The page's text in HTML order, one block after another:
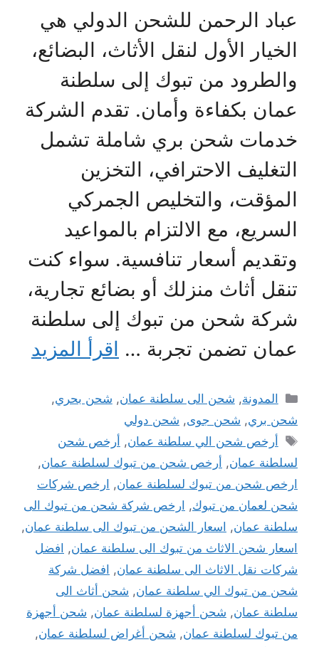
عباد الرحمن للشحن الدولي هي
الخيار الأول لنقل الأثاث، البضائع،
والطرود من تبوك إلى سلطنة
عمان بكفاءة وأمان. تقدم الشركة
خدمات شحن بري شاملة تشمل
التغليف الاحترافي، التخزين
المؤقت، والتخليص الجمركي
السريع، مع الالتزام بالمواعيد
وتقديم أسعار تنافسية. سواء كنت
تنقل أثاث منزلك أو بضائع تجارية،
شركة شحن من تبوك إلى سلطنة
عمان تضمن تجربة … اقرأ المزيد
التصنيفات
المدونة, شحن الى سلطنة عمان, شحن بحري,
شحن بري, شحن جوى, شحن دولي
الوسوم
أرخص شحن الي سلطنة عمان, أرخص شحن
لسلطنة عمان, أرخص شحن من تبوك لسلطنة عمان,
ارخص شحن من تبوك لسلطنة عمان, ارخص شركات
شحن لعمان من تبوك, ارخص شركة شحن من تبوك الى
سلطنة عمان, اسعار الشحن من تبوك الى سلطنة عمان,
اسعار شحن الاثاث من تبوك الى سلطنة عمان, افضل
شركات نقل الاثاث الى سلطنة عمان, افضل شركة
شحن من تبوك الي سلطنة عمان, شحن أثاث الى
سلطنة عمان, شحن أجهزة لسلطنة عمان, شحن أجهزة
من تبوك لسلطنة عمان, شحن أغراض لسلطنة عمان,